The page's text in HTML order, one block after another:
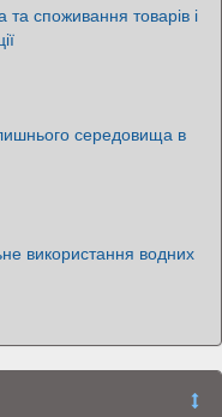
та споживання товарів і
середовища в
використання водних